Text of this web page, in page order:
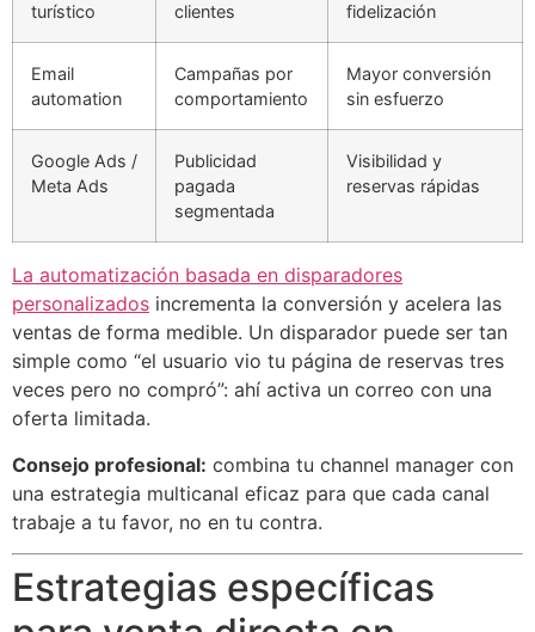
turístico
clientes
fidelización
Email
automation
Campañas por
comportamiento
Mayor conversión
sin esfuerzo
Google Ads /
Meta Ads
Publicidad
pagada
segmentada
Visibilidad y
reservas rápidas
La automatización basada en disparadores
personalizados incrementa la conversión y acelera las
ventas de forma medible. Un disparador puede ser tan
simple como “el usuario vio tu página de reservas tres
veces pero no compró”: ahí activa un correo con una
oferta limitada.
Consejo profesional: combina tu channel manager con
una estrategia multicanal eficaz para que cada canal
trabaje a tu favor, no en tu contra.
Estrategias específicas